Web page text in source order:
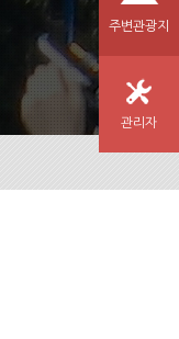
주변관광지
관리자